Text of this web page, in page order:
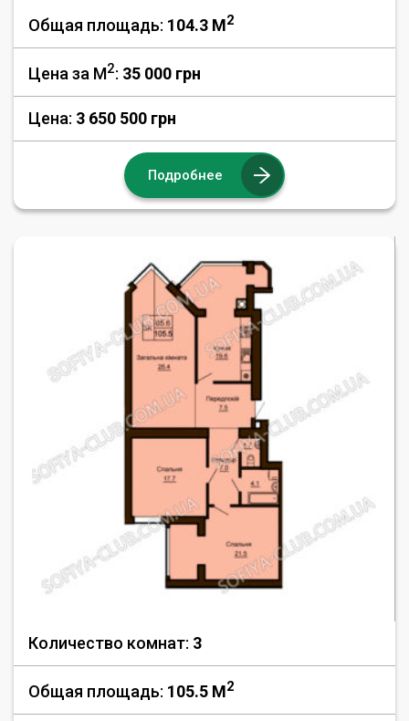
Общая площадь: 104.3 M2
Цена за М2: 35 000 грн
Цена: 3 650 500 грн
Подробнее
Количество комнат: 3
Общая площадь: 105.5 M2